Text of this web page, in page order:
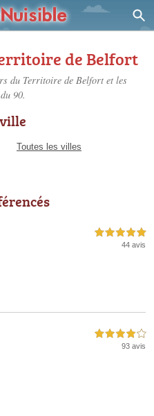
de Belfort
du Territoire de Belfort et les
90.
Toutes les villes
5,0 étoiles sur 5
44 avis
4,0 étoiles sur 5
93 avis